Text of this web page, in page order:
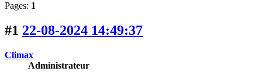
Pages: 1
#1 22-08-2024 14:49:37
Climax
Administrateur